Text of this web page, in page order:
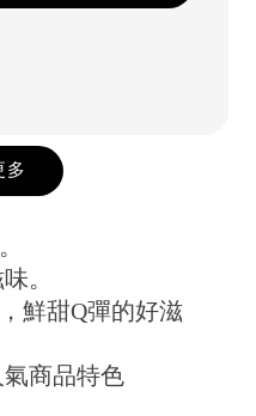
多
。
鮮甜Q彈的好滋
商品特色